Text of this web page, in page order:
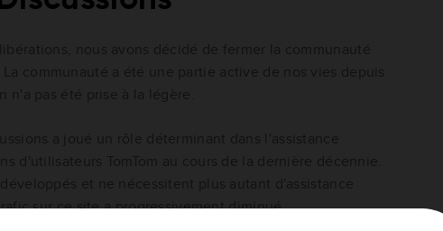
sur ce site a progressivement diminué.